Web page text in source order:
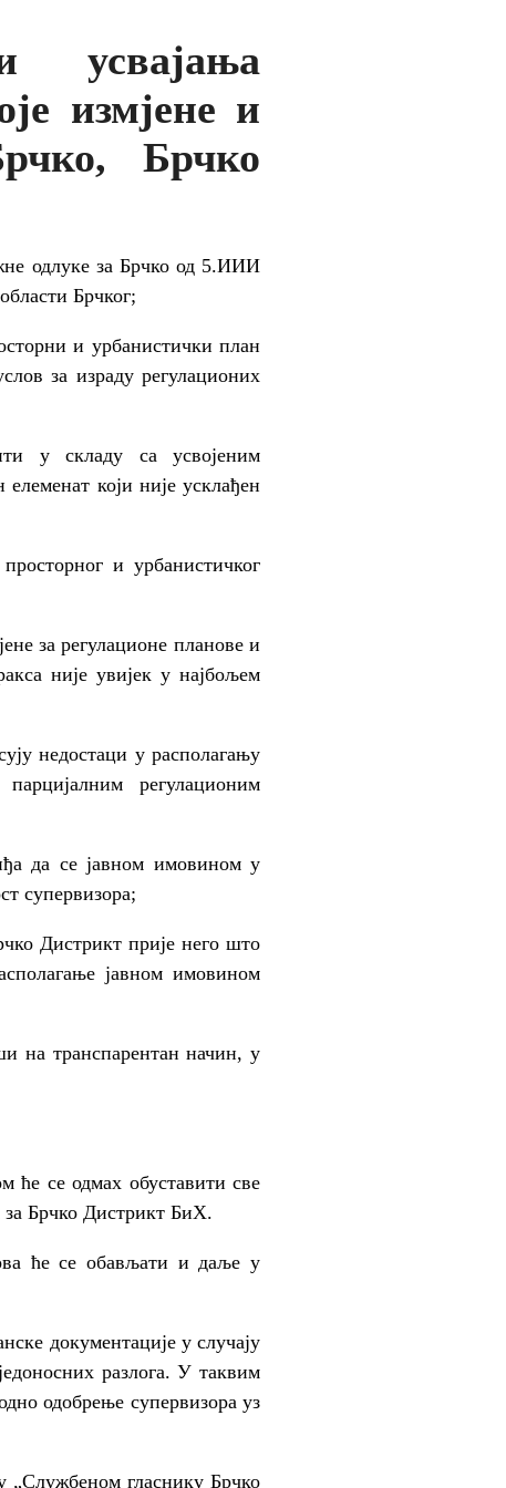
усвајања
измјене и
Брчко
одлуке за Брчко од 5.ИИИ
Брчког;
и урбанистички план
за израду регулационих
у складу са усвојеним
који није усклађен
и урбанистичког
за регулационе планове и
није увијек у најбољем
недостаци у располагању
регулационим
да се јавном имовином у
супервизора;
Дистрикт прије него што
јавном имовином
на транспарентан начин, у
ће се одмах обуставити све
за Брчко Дистрикт БиХ.
ће се обављати и даље у
документације у случају
разлога. У таквим
одобрење супервизора уз
„Службеном гласнику Брчко